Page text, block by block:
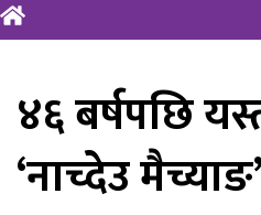
४६ बर्षपछि
‘नाच्देउ मैच्याङ’